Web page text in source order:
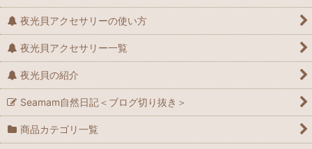
夜光貝アクセサリーの使い方
夜光貝アクセサリー一覧
夜光貝の紹介
Seamam自然日記＜ブログ切り抜き＞
商品カテゴリ一覧